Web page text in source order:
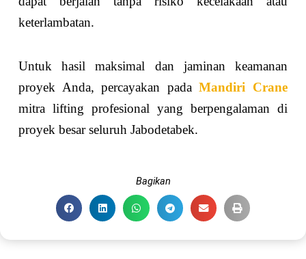
keterlambatan.
Untuk hasil maksimal dan jaminan keamanan
proyek Anda, percayakan padaMandiri Crane
mitra lifting profesional yang berpengalaman di
proyek besar seluruh Jabodetabek.
Bagikan